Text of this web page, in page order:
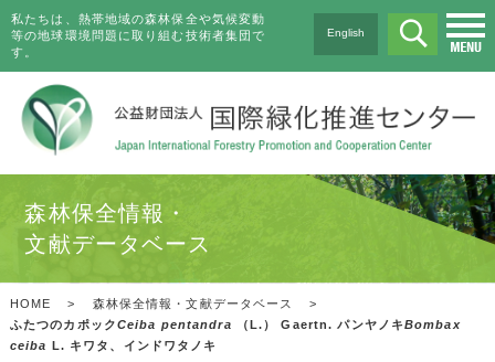
私たちは、熱帯地域の森林保全や気候変動
等の地球環境問題に取り組む技術者集団で
す。
English
森林保全情報・
文献データベース
HOME > 森林保全情報・文献データベース
>
ふたつのカポックCeiba pentandra （L.） Gaertn. パンヤノキBombax
ceiba L. キワタ、インドワタノキ